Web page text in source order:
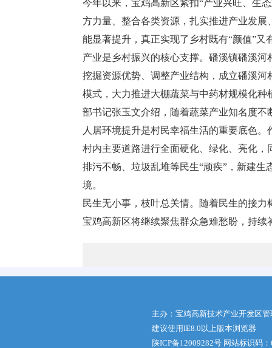
今年以来，宝鸡高新区紧扣“产业兴旺、生
方力量、整合各类资源，扎实推进产业发
能显著提升，真正实现了乡村既有“颜值”又
产业是乡村振兴的核心支撑。磻溪镇磻溪
挖掘资源优势、调整产业结构，成立磻溪
模式，大力推进大棚蔬菜与中药材规模化种
部书记张玉文介绍，随着蔬菜产业知名度
人居环境提升是村民幸福生活的重要底色
村内主要道路进行全面硬化、绿化、亮化
排污不畅、垃圾乱堆等民生“顽疾”，新建
境。
民生无小事，枝叶总关情。随着民生的接
宝鸡高新区将继续聚焦群众急难愁盼，持
主办：宝鸡高新技术产业开发区
建议使用IE8.0以上版本浏览器
陕ICP备12009282号 网站标识码